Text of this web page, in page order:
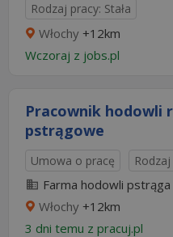
Rodzaj pracy: Stała
Włochy +12km
Wczoraj z jobs.pl
Pracownik hodowli
pstrągowe
Umowa o pracę Rodzaj
Farma hodowli pstrąga
Włochy +12km
3 dni temu z pracuj.pl